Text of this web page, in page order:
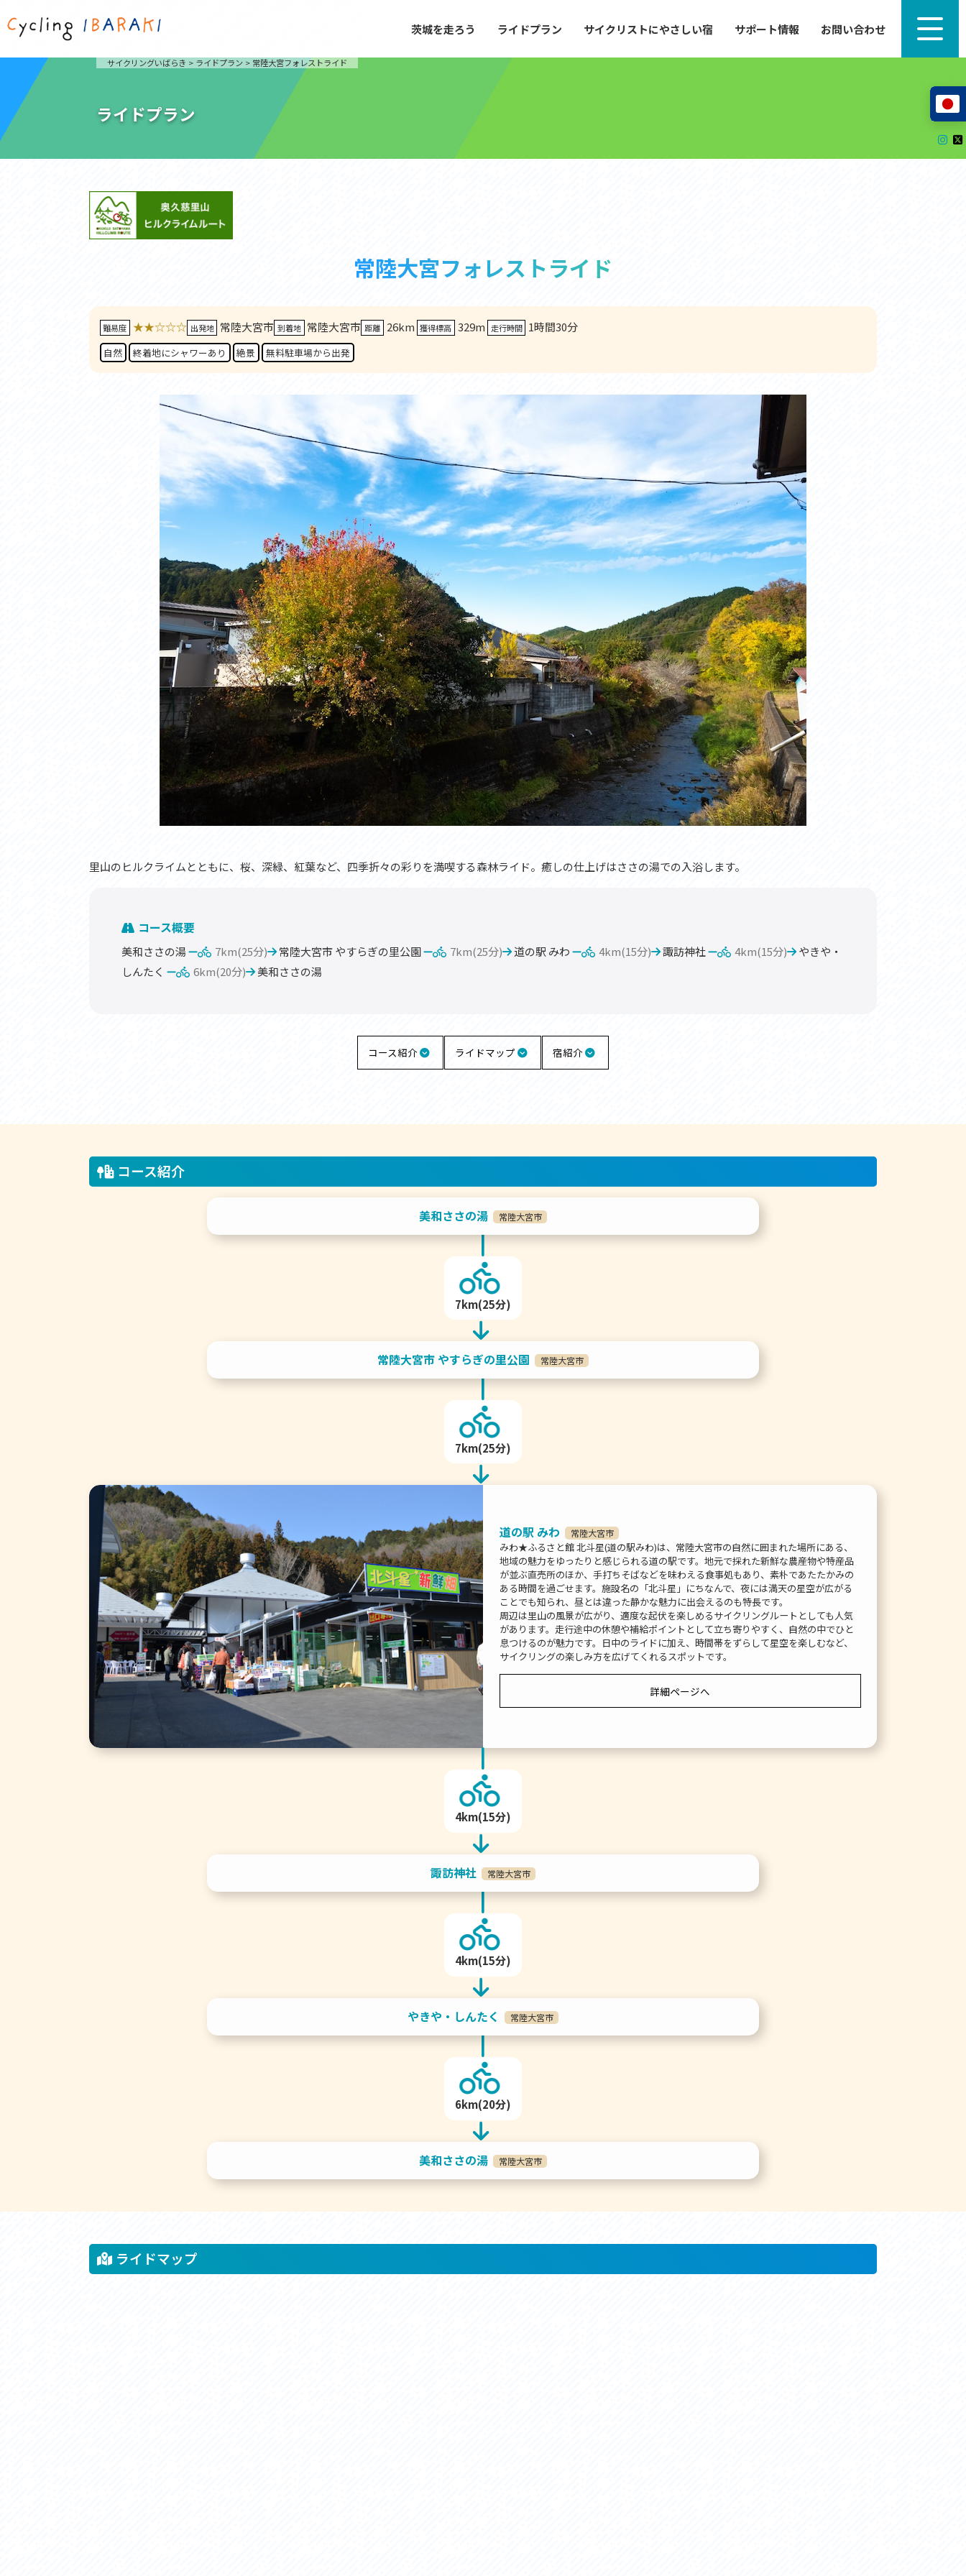
茨城を走ろう ライドプラン サイクリストにやさしい宿 サポート情報 お問い合わせ
サイクリングに茨城が人気の理由
おすすめグルメ
発着地や距離、景色やグルメなどの目的に合わせて
楽しむことができる100以上のモデルルートをご紹
介します。
茨城県が認定した、サイクリストに「また来たい」
と思ってもらえるような便利でやさしい宿泊施設を
コース紹介
アクセス
おすすめスタートポイント
おすすめスポット
おすすめグルメ
サイクリストにやさしい宿
広域レンタサイクル
サイクルサポートステーション
休憩所・トイレ
サポートライダー
りんりんスクエア土浦
つくば霞ヶ浦りんりんロード利活用推進協
オリジナルグッズ
台湾「大東北角観光圏」との観光友好交流
旧筑波鉄道を廻る旅
袋田の滝、八溝山、竜神大吊橋など、里山の風景が
広がる。起伏や勾配を感じる走りごたえのあるルー
コース紹介
アクセス
おすすめスタートポイント
おすすめスポット
おすすめグルメ
ライドプラン
レンタサイクル
サイクルサポートステーション
自転車修理施設
サポートライダー
奥久慈里山ヒルクライムルート利活用推進
協議会
リゾートエリアの大洗町・ひたちなか市を中心に、
美しく変化に富んだ海岸線などを走り抜ける爽快な
コース紹介
アクセス
おすすめグルメ
ライドプラン
サイクリストにやさしい宿
サイクルサポートステーション
サポートライダー
自転車修理施設
大洗・ひたち海浜シーサイドルート利活用
推進協議会
リンク集
サイクリングいばらき > ライドプラン > 常陸大宮フォレストライド
ライドプラン
常陸大宮フォレストライド
難易度 ★★☆☆☆ 出発地 常陸大宮市 到着地 常陸大宮市 距離 26km 獲得標高 329m 走行時間 1時間30分
自然 終着地にシャワーあり 絶景 無料駐車場から出発
里山のヒルクライムとともに、桜、深緑、紅葉など、四季折々の彩りを満喫する森林ライド。癒しの仕上げはささの湯での入浴します。
コース概要
美和ささの湯 7km(25分) 常陸大宮市 やすらぎの里公園 7km(25分) 道の駅 みわ 4km(15分) 諏訪神社 4km(15分)
やきや・
しんたく
6km(20分) 美和ささの湯
コース紹介 ライドマップ 宿紹介
コース紹介
美和ささの湯 常陸大宮市
7km(25分)
常陸大宮市 やすらぎの里公園 常陸大宮市
7km(25分)
道の駅 みわ 常陸大宮市
みわ★ふるさと館 北斗星(道の駅みわ)は、常陸大宮市の自然に囲まれた場所にある、
地域の魅力をゆったりと感じられる道の駅です。地元で採れた新鮮な農産物や特産品
が並ぶ直売所のほか、手打ちそばなどを味わえる食事処もあり、素朴であたたかみの
ある時間を過ごせます。施設名の「北斗星」にちなんで、夜には満天の星空が広がる
ことでも知られ、昼とは違った静かな魅力に出会えるのも特長です。
周辺は里山の風景が広がり、適度な起伏を楽しめるサイクリングルートとしても人気
があります。走行途中の休憩や補給ポイントとして立ち寄りやすく、自然の中でひと
息つけるのが魅力です。日中のライドに加え、時間帯をずらして星空を楽しむなど、
サイクリングの楽しみ方を広げてくれるスポットです。
詳細ページへ
4km(15分)
諏訪神社 常陸大宮市
4km(15分)
やきや・しんたく 常陸大宮市
6km(20分)
美和ささの湯 常陸大宮市
ライドマップ